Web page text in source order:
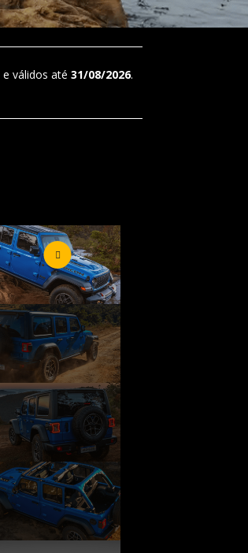
e válidos até31/08/2026.